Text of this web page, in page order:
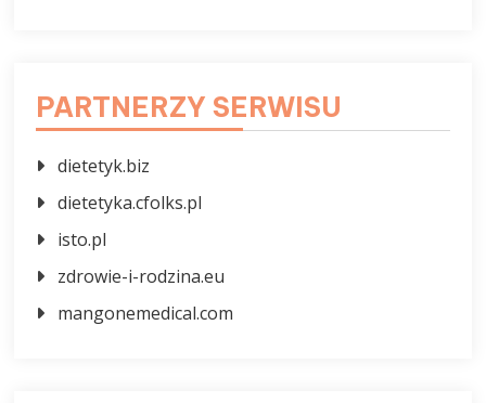
PARTNERZY SERWISU
dietetyk.biz
dietetyka.cfolks.pl
isto.pl
zdrowie-i-rodzina.eu
mangonemedical.com